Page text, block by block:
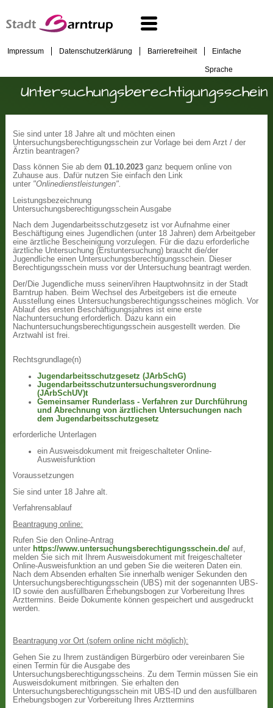
Impressum Datenschutzerklärung Barrierefreiheit Einfache
Sprache
Untersuchungsberechtigungsschein
Sie sind unter 18 Jahre alt und möchten einen
Untersuchungsberechtigungsschein zur Vorlage bei dem Arzt / der
Ärztin beantragen?
Dass können Sie ab dem01.10.2023 ganz bequem online von
Zuhause aus. Dafür nutzen Sie einfach den Link
unter "Onlinedienstleistungen".
Leistungsbezeichnung
Untersuchungsberechtigungsschein Ausgabe
Nach dem Jugendarbeitsschutzgesetz ist vor Aufnahme einer
Beschäftigung eines Jugendlichen (unter 18 Jahren) dem Arbeitgeber
eine ärztliche Bescheinigung vorzulegen. Für die dazu erforderliche
ärztliche Untersuchung (Erstuntersuchung) braucht die/der
Jugendliche einen Untersuchungsberechtigungsschein. Dieser
Berechtigungsschein muss vor der Untersuchung beantragt werden.
Der/Die Jugendliche muss seinen/ihren Hauptwohnsitz in der Stadt
Barntrup haben. Beim Wechsel des Arbeitgebers ist die erneute
Ausstellung eines Untersuchungsberechtigungsscheines möglich. Vor
Ablauf des ersten Beschäftigungsjahres ist eine erste
Nachuntersuchung erforderlich. Dazu kann ein
Nachuntersuchungsberechtigungsschein ausgestellt werden. Die
Arztwahl ist frei.
Rechtsgrundlage(n)
Jugendarbeitsschutzgesetz (JArbSchG)
Jugendarbeitsschutzuntersuchungsverordnung
(JArbSchUV)t
Gemeinsamer Runderlass - Verfahren zur Durchführung
und Abrechnung von ärztlichen Untersuchungen nach
dem Jugendarbeitsschutzgesetz
erforderliche Unterlagen
ein Ausweisdokument mit freigeschalteter Online-
Ausweisfunktion
Voraussetzungen
Sie sind unter 18 Jahre alt.
Verfahrensablauf
Beantragung online:
Rufen Sie den Online-Antrag
unter https://www.untersuchungsberechtigungsschein.de/ auf,
melden Sie sich mit Ihrem Ausweisdokument mit freigeschalteter
Online-Ausweisfunktion an und geben Sie die weiteren Daten ein.
Nach dem Absenden erhalten Sie innerhalb weniger Sekunden den
Untersuchungsberechtigungsschein (UBS) mit der sogenannten UBS-
ID sowie den ausfüllbaren Erhebungsbogen zur Vorbereitung Ihres
Arzttermins. Beide Dokumente können gespeichert und ausgedruckt
werden.
Beantragung vor Ort (sofern online nicht möglich):
Gehen Sie zu Ihrem zuständigen Bürgerbüro oder vereinbaren Sie
einen Termin für die Ausgabe des
Untersuchungsberechtigungsscheins. Zu dem Termin müssen Sie ein
Ausweisdokument mitbringen. Sie erhalten den
Untersuchungsberechtigungsschein mit UBS-ID und den ausfüllbaren
Erhebungsbogen zur Vorbereitung Ihres Arzttermins